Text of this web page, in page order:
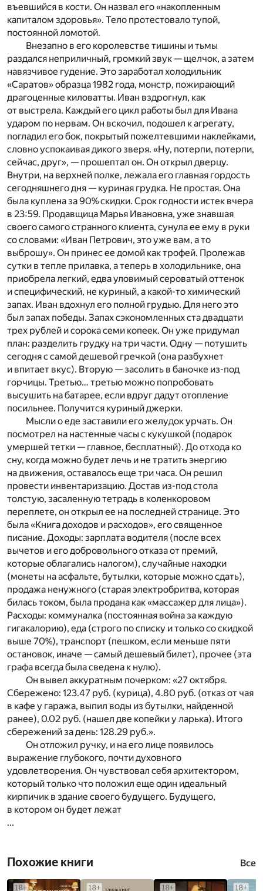
въевшийся в кости. Он назвал его «накопленным
капиталом здоровья». Тело протестовало тупой,
постоянной ломотой.
Внезапно в его королевстве тишины и тьмы
раздался неприличный, громкий звук — щелчок, а затем
навязчивое гудение. Это заработал холодильник
«Саратов» образца 1982 года, монстр, пожирающий
драгоценные киловатты. Иван вздрогнул, как
от выстрела. Каждый его цикл работы был для Ивана
ударом по нервам. Он вскочил, подошел к агрегату,
погладил его бок, покрытый пожелтевшими наклейками,
словно успокаивая дикого зверя. «Ну, потерпи, потерпи,
сейчас, друг», — прошептал он. Он открыл дверцу.
Внутри, на верхней полке, лежала его главная гордость
сегодняшнего дня — куриная грудка. Не простая. Она
была куплена за 90% скидки. Срок годности истек вчера
в 23:59. Продавщица Марья Ивановна, уже знавшая
своего самого странного клиента, сунула ее ему в руки
со словами: «Иван Петрович, это уже вам, а то
выброшу». Он принес ее домой как трофей. Пролежав
сутки в тепле прилавка, а теперь в холодильнике, она
приобрела легкий, едва уловимый сероватый оттенок
и специфический, не куриный, а какой-то химический
запах. Иван вдохнул его полной грудью. Для него это
был запах победы. Запах сэкономленных ста двадцати
трех рублей и сорока семи копеек. Он уже придумал
план: разделить грудку на три части. Одну — потушить
сегодня с самой дешевой гречкой (она разбухнет
и впитает вкус). Вторую — засолить в баночке из-под
горчицы. Третью… третью можно попробовать
высушить на батарее, если вдруг дадут отопление
посильнее. Получится куриный джерки.
Мысли о еде заставили его желудок урчать. Он
посмотрел на настенные часы с кукушкой (подарок
умершей тетки — главное, бесплатный). До отхода ко
сну, когда можно будет лечь и не тратить энергию
на движения, оставалось еще три часа. Он решил
провести инвентаризацию. Достав из-под стола
толстую, засаленную тетрадь в коленкоровом
переплете, он открыл ее на последней странице. Это
была «Книга доходов и расходов», его священное
писание. Доходы: зарплата водителя (после всех
вычетов и его добровольного отказа от премий,
которые облагались налогом), случайные находки
(монеты на асфальте, бутылки, которые можно сдать),
продажа ненужного (старая электробритва, которая
билась током, была продана как «массажер для лица»).
Расходы: коммуналка (постоянная война за каждую
гигакалорию), еда (строго по списку и только со скидкой
выше 70%), транспорт (пешком, если меньше пяти
остановок, иначе — самый дешевый билет), прочее (эта
графа всегда была сведена к нулю).
Он вывел аккуратным почерком: «27 октября.
Сбережено: 123.47 руб. (курица), 4.80 руб. (отказ от чая
в кафе у гаража, выпил воды из бутылки, найденной
ранее), 0.02 руб. (нашел две копейки у ларька). Итого
сбережений за день: 128.29 руб.».
Он отложил ручку, и на его лице появилось
выражение глубокого, почти духовного
удовлетворения. Он чувствовал себя архитектором,
который только что положил еще один идеальный
кирпичик в здание своего будущего. Будущего,
в котором он будет лежат
...
Похожие книги Все